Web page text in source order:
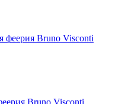
Bruno Visconti